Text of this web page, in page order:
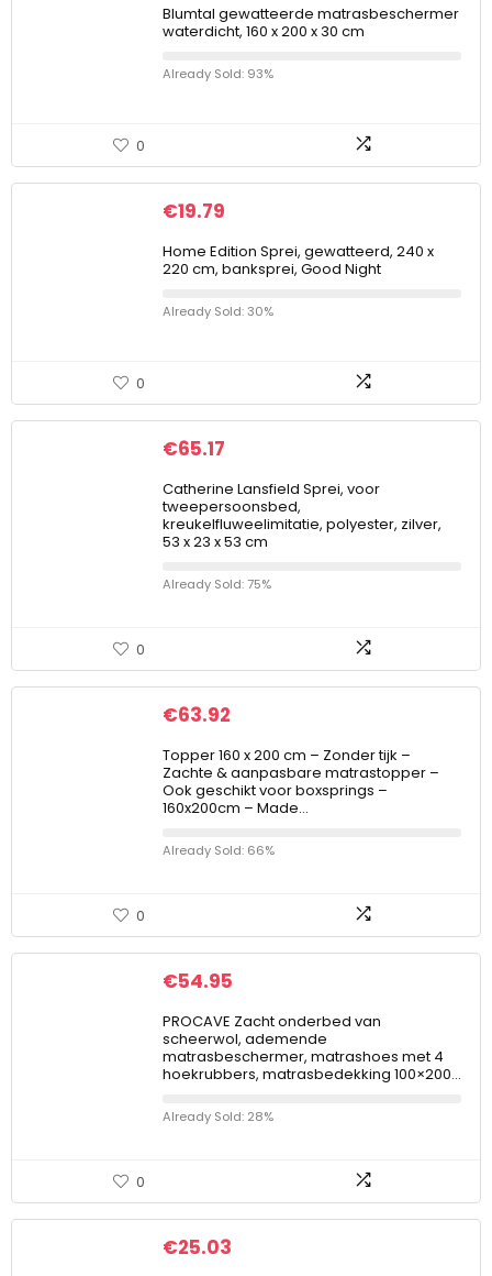
Blumtal gewatteerde matrasbeschermer
waterdicht, 160 x 200 x 30 cm
Already Sold: 93%
0
€19.79
Home Edition Sprei, gewatteerd, 240 x
220 cm, banksprei, Good Night
Already Sold: 30%
0
€65.17
Catherine Lansfield Sprei, voor
tweepersoonsbed,
kreukelfluweelimitatie, polyester, zilver,
53 x 23 x 53 cm
Already Sold: 75%
0
€63.92
Topper 160 x 200 cm – Zonder tijk –
Zachte & aanpasbare matrastopper –
Ook geschikt voor boxsprings –
160x200cm – Made…
Already Sold: 66%
0
€54.95
PROCAVE Zacht onderbed van
scheerwol, ademende
matrasbeschermer, matrashoes met 4
hoekrubbers, matrasbedekking 100×200…
Already Sold: 28%
0
€25.03